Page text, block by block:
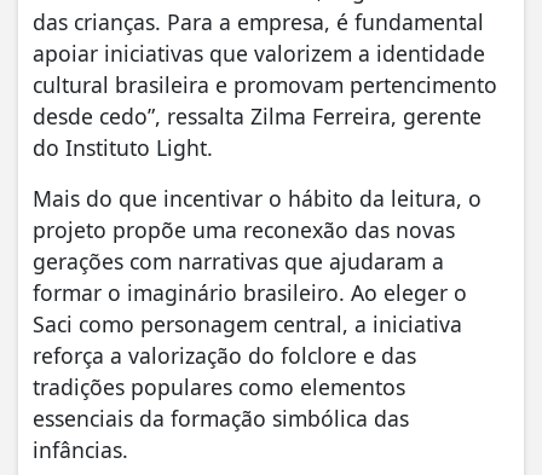
das crianças. Para a empresa, é fundamental
apoiar iniciativas que valorizem a identidade
cultural brasileira e promovam pertencimento
desde cedo”, ressalta Zilma Ferreira, gerente
do Instituto Light.
Mais do que incentivar o hábito da leitura, o
projeto propõe uma reconexão das novas
gerações com narrativas que ajudaram a
formar o imaginário brasileiro. Ao eleger o
Saci como personagem central, a iniciativa
reforça a valorização do folclore e das
tradições populares como elementos
essenciais da formação simbólica das
infâncias.